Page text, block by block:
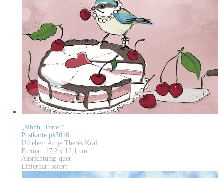
„Mhhh, Torte!“
Postkarte pk5016
Urheber: Antje Therés Kral
Format: 17,2 x 12,1 cm
Ausrichtung: quer
Lieferbar: sofort